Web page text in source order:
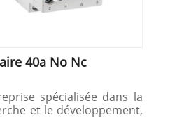
40a No Nc
spécialisée dans la
et le développement,